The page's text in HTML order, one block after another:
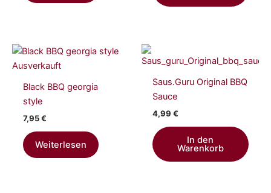
Ausverkauft
Black BBQ georgia
style
7,95€
Weiterlesen
Saus.Guru Original BBQ
Sauce
4,99 €
In den
Warenkorb